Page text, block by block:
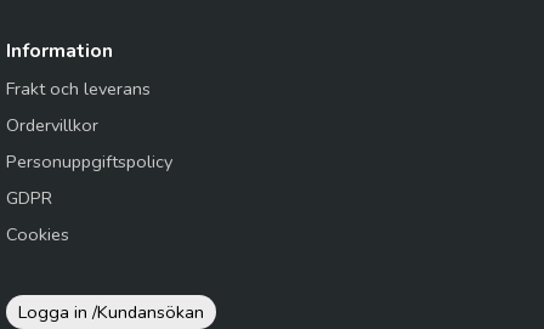
Information
Frakt och leverans
Ordervillkor
Personuppgiftspolicy
GDPR
Cookies
Logga in /Kundansökan